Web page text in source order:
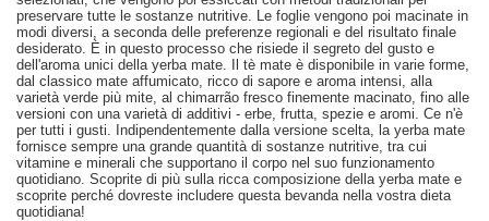
preservare tutte le sostanze nutritive. Le foglie vengono poi macinate in
modi diversi, a seconda delle preferenze regionali e del risultato finale
desiderato. È in questo processo che risiede il segreto del gusto e
dell'aroma unici della yerba mate. Il tè mate è disponibile in varie forme,
dal classico mate affumicato, ricco di sapore e aroma intensi, alla
varietà verde più mite, al chimarrão fresco finemente macinato, fino alle
versioni con una varietà di additivi - erbe, frutta, spezie e aromi. Ce n'è
per tutti i gusti. Indipendentemente dalla versione scelta, la yerba mate
fornisce sempre una grande quantità di sostanze nutritive, tra cui
vitamine e minerali che supportano il corpo nel suo funzionamento
quotidiano. Scoprite di più sulla ricca composizione della yerba mate e
scoprite perché dovreste includere questa bevanda nella vostra dieta
quotidiana!